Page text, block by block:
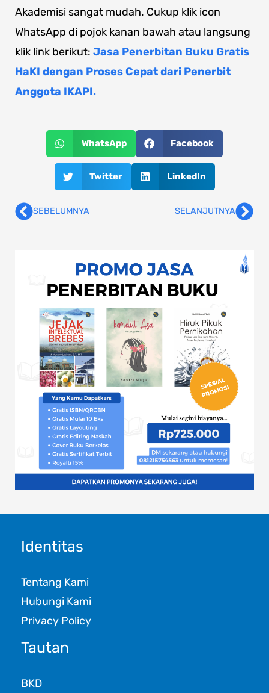
Akademisi sangat mudah. Cukup klik icon
WhatsApp di pojok kanan bawah atau langsung
klik link berikut: Jasa Penerbitan Buku Gratis
HaKI dengan Proses Cepat dari Penerbit
Anggota IKAPI.
WhatsApp Facebook
Twitter LinkedIn
PrevSEBELUMNYA SELANJUTNYA
Identitas
Tentang Kami
Hubungi Kami
Privacy Policy
Tautan
BKD